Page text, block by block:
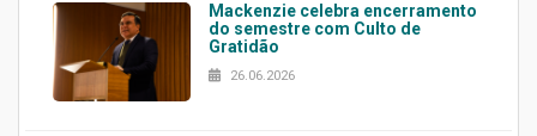
Mackenzie celebra encerramento
do semestre com Culto de
Gratidão
26.06.2026